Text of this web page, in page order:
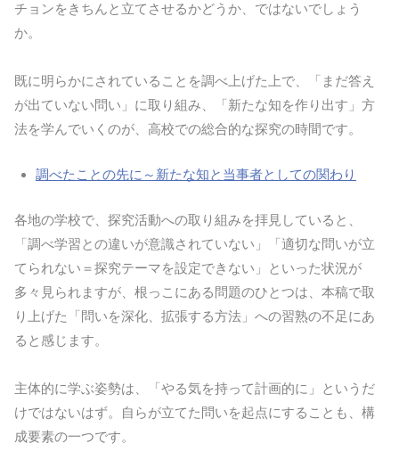
チョンをきちんと立てさせるかどうか、ではないでしょう
か。
既に明らかにされていることを調べ上げた上で、「まだ答え
が出ていない問い」に取り組み、「新たな知を作り出す」方
法を学んでいくのが、高校での総合的な探究の時間です。
調べたことの先に～新たな知と当事者としての関わり
各地の学校で、探究活動への取り組みを拝見していると、
「調べ学習との違いが意識されていない」「適切な問いが立
てられない＝探究テーマを設定できない」といった状況が
多々見られますが、根っこにある問題のひとつは、本稿で取
り上げた「問いを深化、拡張する方法」への習熟の不足にあ
ると感じます。
主体的に学ぶ姿勢は、「やる気を持って計画的に」というだ
けではないはず。自らが立てた問いを起点にすることも、構
成要素の一つです。